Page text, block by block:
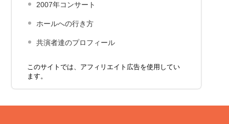
2007年コンサート
ホールへの行き方
共演者達のプロフィール
このサイトでは、アフィリエイト広告を使用してい
ます。